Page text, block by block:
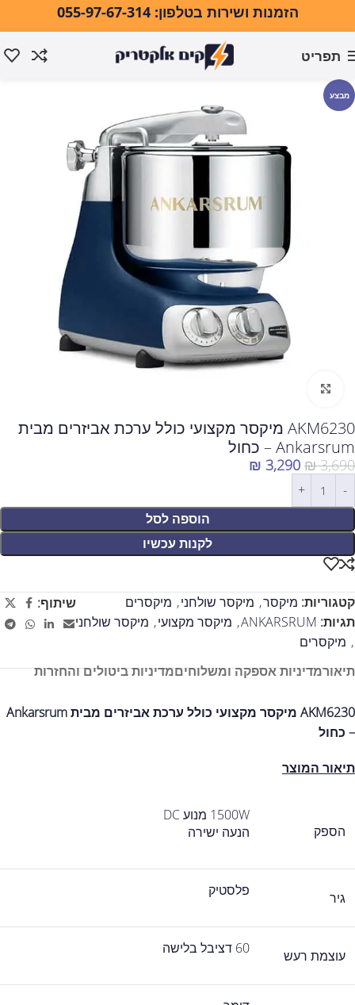
הזמנות ושירות בטלפון: 055-97-67-314
תפריט
עמוד הבית מוצרי חשמל למטבח מיקסר שולחני
AKM6230 מיקסר מקצועי כולל ערכת אביזרים מבית
Ankarsrum – כחול
₪3,690
₪ 3,290
הוספה לסל
לקנות עכשיו
קטגוריות: מיקסר, מיקסר שולחני, מיקסרים
תגיות: ANKARSRUM
, מיקסר מקצועי, מיקסר שולחני
, מיקסרים
שיתוף:
תיאורמדיניות אספקה ומשלוחיםמדיניות ביטולים והחזרות
AKM6230 מיקסר מקצועי כולל ערכת אביזרים מבית Ankarsrum
– כחול
תיאור המוצר
הספק
1500W מנוע DC
הנעה ישירה
גיר פלסטיק
עוצמת רעש 60 דציבל בלישה
מבצע